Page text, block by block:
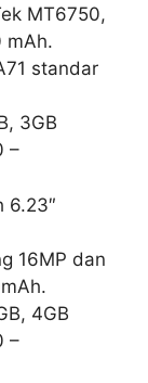
MT6750,
mAh.
standar
3GB
–
6.23″
16MP dan
4GB
–